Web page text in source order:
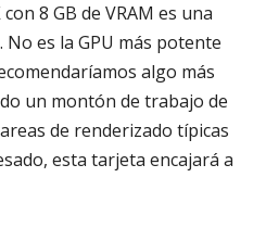
con 8 GB de VRAM es una
es la GPU más potente
algo más
un montón de trabajo de
de renderizado típicas
esta tarjeta encajará a